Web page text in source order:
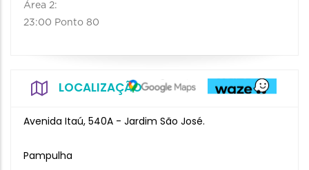
Área 2:
23:00 Ponto 80
LOCALIZAÇÃO
Avenida Itaú, 540A - Jardim São José.
Pampulha